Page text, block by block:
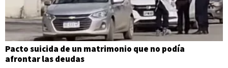
Pacto suicida de un matrimonio que no podía
afrontar las deudas